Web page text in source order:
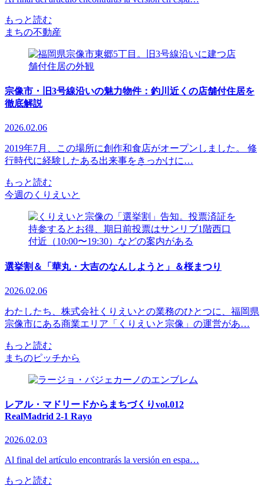
もっと読む
まちの不動産
宗像市・旧3号線沿いの魅力物件：釣川近くの店舗付住居を
徹底解説
2026.02.06
2019年7月、この場所に創作和食店がオープンしました。 修
行時代に経験したある出来事をきっかけに…
もっと読む
今週のくりえいと
選挙割＆「華丸・大吉のなんしようと」＆桜まつり
2026.02.06
わたしたち、株式会社くりえいとの業務のひとつに、福岡県
宗像市にある商業エリア「くりえいと宗像」の運営があ…
もっと読む
まちのピッチから
レアル・マドリードからまちづくりvol.012
RealMadrid 2-1 Rayo
2026.02.03
Al final del artículo encontrarás la versión en espa…
もっと読む